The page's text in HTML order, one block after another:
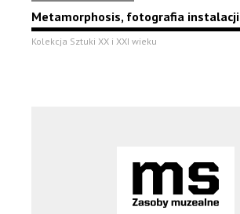
Metamorphosis, fotografia instalacji
Kolekcja Sztuki XX i XXI wieku